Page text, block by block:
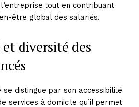
tout en contribuant
être global des salariés.
diversité des
se distingue par son accessibilité
services à domicile qu’il permet